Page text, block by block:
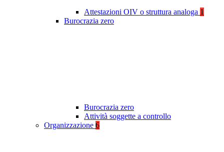
Attestazioni OIV o struttura analoga 1
Burocrazia zero
Burocrazia zero
Attività soggette a controllo
Organizzazione 6